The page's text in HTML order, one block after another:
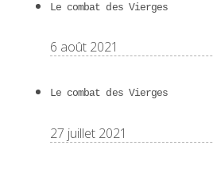
Le combat des Vierges
6 août 2021
Le combat des Vierges
27 juillet 2021